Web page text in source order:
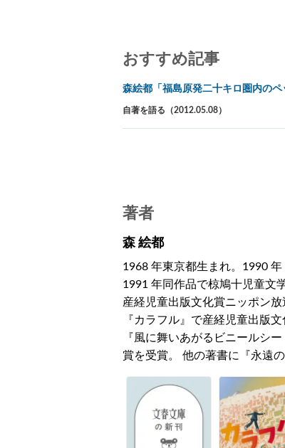
おすすめ記事
森絵都「福島原発二十キロ圏内のペ
自著を語る（2012.05.08）
著者
森 絵都
1968 年東京都生まれ。1990
1991 年同作品で椋鳩十児童文
産経児童出版文化賞ニッポン
『カラフル』で産経児童出版
『風に舞いあがるビニールシ
賞を受賞。 他の著書に『永遠